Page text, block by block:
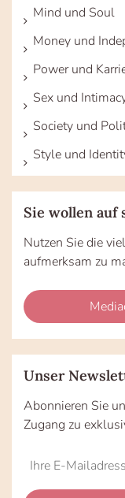
Mind und Soul
Money und
Power und
Sex und
Society und
Style und
Sie wollen auf
Nutzen Sie die
aufmerksam zu
Unser
Abonnieren Sie
Zugang zu
Do
*Ihre